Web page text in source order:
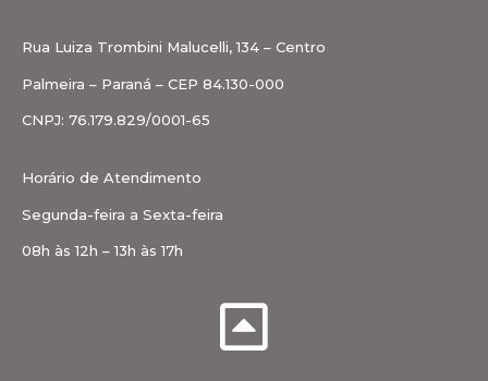
Rua Luiza Trombini Malucelli, 134 – Centro
Palmeira – Paraná – CEP 84.130-000
CNPJ: 76.179.829/0001-65
Horário de Atendimento
Segunda-feira a Sexta-feira
08h às 12h – 13h às 17h